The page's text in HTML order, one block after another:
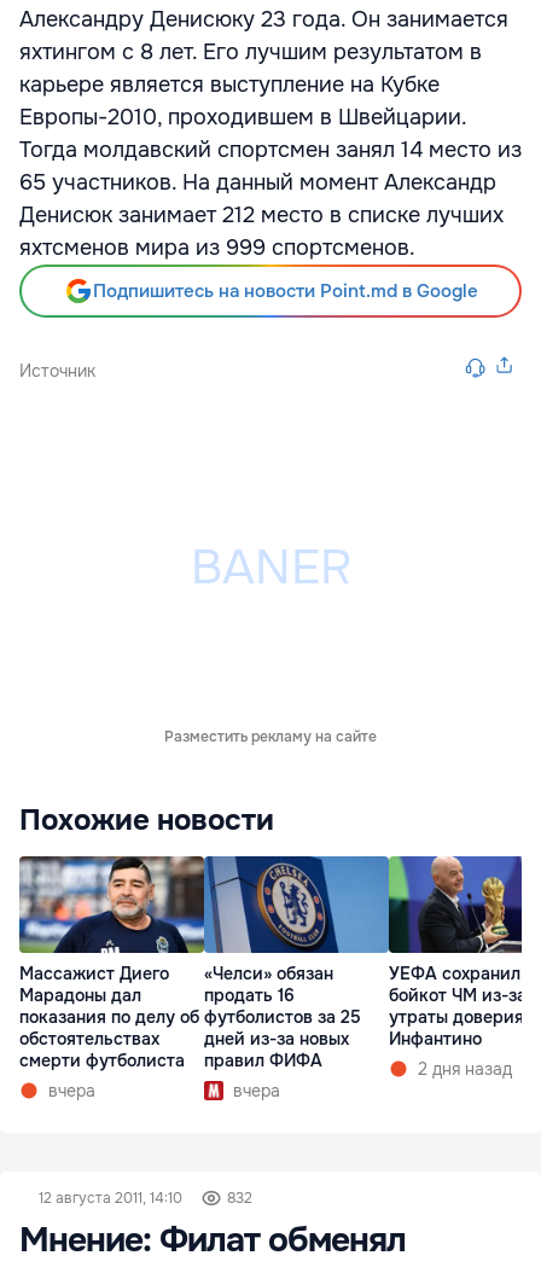
Александру Денисюку 23 года. Он занимается
яхтингом с 8 лет. Его лучшим результатом в
карьере является выступление на Кубке
Европы-2010, проходившем в Швейцарии.
Тогда молдавский спортсмен занял 14 место из
65 участников. На данный момент Александр
Денисюк занимает 212 место в списке лучших
яхтсменов мира из 999 спортсменов.
Подпишитесь на новости Point.md в Google
Источник
Разместить рекламу на сайте
Похожие новости
Массажист Диего
Марадоны дал
показания по делу об
обстоятельствах
смерти футболиста
вчера
«Челси» обязан
продать 16
футболистов за 25
дней из-за новых
правил ФИФА
вчера
УЕФА сохранил
бойкот ЧМ из-за
утраты доверия к
Инфантино
2 дня назад
12 августа 2011, 14:10 832
Мнение: Филат обменял